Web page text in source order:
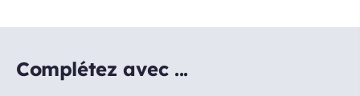
Complétez avec ...